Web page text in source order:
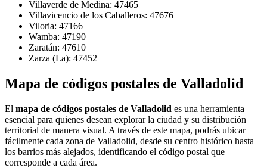
Villaverde de Medina: 47465
Villavicencio de los Caballeros: 47676
Viloria: 47166
Wamba: 47190
Zaratán: 47610
Zarza (La): 47452
Mapa de códigos postales de Valladolid
El mapa de códigos postales de Valladolid es una herramienta
esencial para quienes desean explorar la ciudad y su distribución
territorial de manera visual. A través de este mapa, podrás ubicar
fácilmente cada zona de Valladolid, desde su centro histórico hasta
los barrios más alejados, identificando el código postal que
corresponde a cada área.